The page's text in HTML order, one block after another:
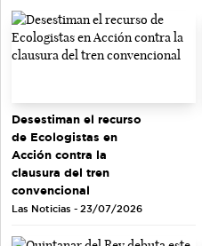
Desestiman el recurso
de Ecologistas en
Acción contra la
clausura del tren
convencional
Las Noticias - 23/07/2026